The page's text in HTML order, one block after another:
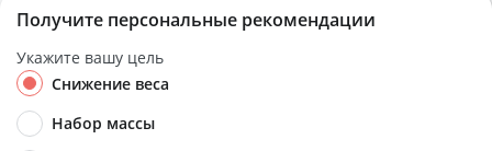
Получите персональные рекомендации
Укажите вашу цель
Снижение веса
Набор массы